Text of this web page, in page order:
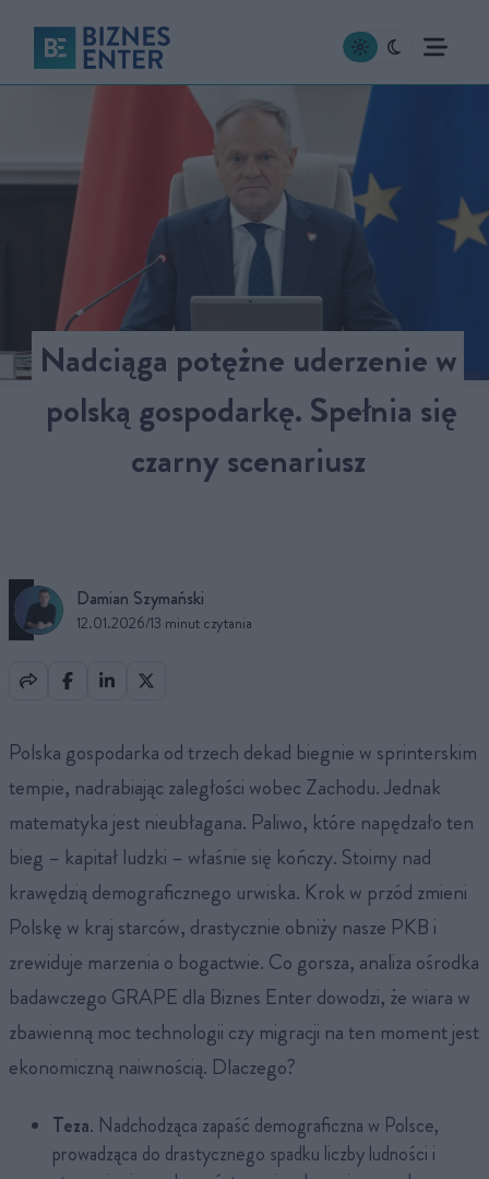
Nadciąga potężne uderzenie w
polską gospodarkę. Spełnia się
czarny scenariusz
Damian Szymański
12.01.2026/13 minut czytania
Polska gospodarka od trzech dekad biegnie w sprinterskim
tempie, nadrabiając zaległości wobec Zachodu. Jednak
matematyka jest nieubłagana. Paliwo, które napędzało ten
bieg – kapitał ludzki – właśnie się kończy. Stoimy nad
krawędzią demograficznego urwiska. Krok w przód zmieni
Polskę w kraj starców, drastycznie obniży nasze PKB i
zrewiduje marzenia o bogactwie. Co gorsza, analiza ośrodka
badawczego GRAPE dla Biznes Enter dowodzi, że wiara w
zbawienną moc technologii czy migracji na ten moment jest
ekonomiczną naiwnością. Dlaczego?
Teza. Nadchodząca zapaść demograficzna w Polsce,
prowadząca do drastycznego spadku liczby ludności i